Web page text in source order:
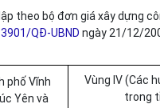
theo bộ đơn giá xây dựng
3901/QĐ-UBND ngày 21/12/
phố Vĩnh
Yên và
Vùng IV (Các
trong